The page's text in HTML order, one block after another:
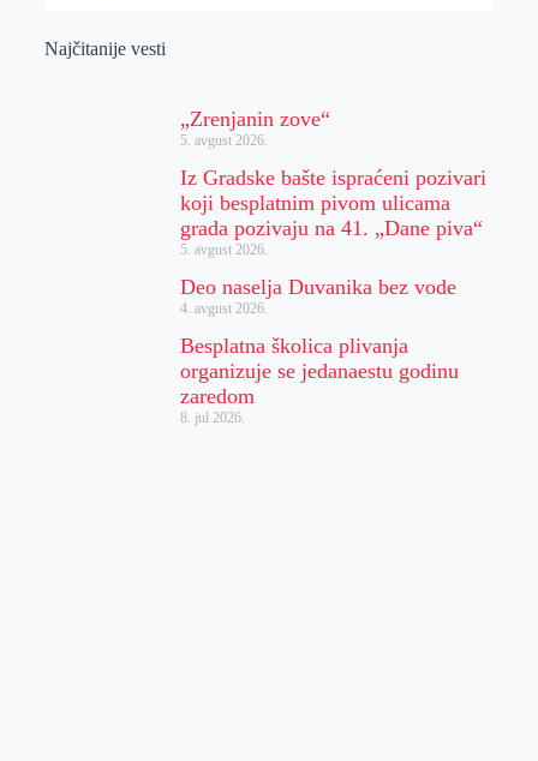
Najčitanije vesti
„Zrenjanin zove“
5. avgust 2026.
Iz Gradske bašte ispraćeni pozivari
koji besplatnim pivom ulicama
grada pozivaju na 41. „Dane piva“
5. avgust 2026.
Deo naselja Duvanika bez vode
4. avgust 2026.
Besplatna školica plivanja
organizuje se jedanaestu godinu
zaredom
8. jul 2026.